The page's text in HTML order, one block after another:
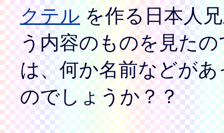
クテルを作る日本人
う内容のものを見た
は、何か名前などが
のでしょうか？？